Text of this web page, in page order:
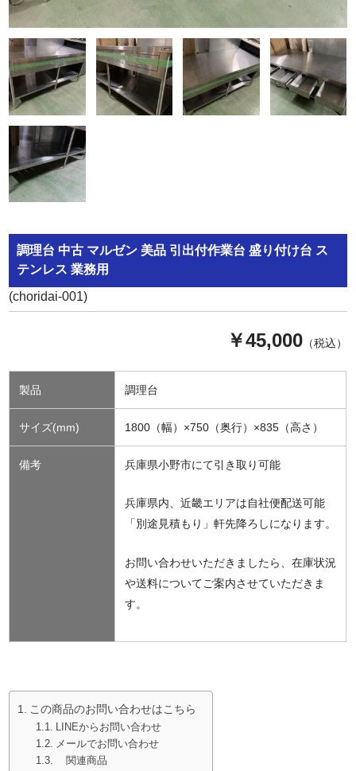
調理台 中古 マルゼン 美品 引出付作業台 盛り付け台 ス
テンレス 業務用
(choridai-001)
￥45,000（税込）
製品 調理台
サイズ(mm) 1800（幅）×750（奥行）×835（高さ）
備考 兵庫県小野市にて引き取り可能
兵庫県内、近畿エリアは自社便配送可能
「別途見積もり」軒先降ろしになります。
お問い合わせいただきましたら、在庫状況
や送料についてご案内させていただきま
す。
この商品のお問い合わせはこちら
LINEからお問い合わせ
メールでお問い合わせ
関連商品